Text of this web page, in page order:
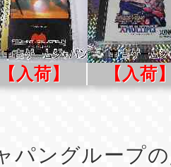
【入荷】 【入荷
パングループ